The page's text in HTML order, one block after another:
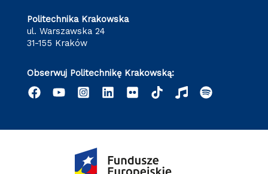
Politechnika Krakowska
ul. Warszawska 24
31-155 Kraków
Obserwuj Politechnikę Krakowską: